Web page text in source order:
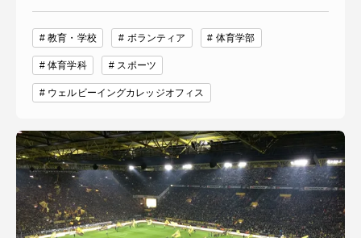
教育・学校 ボランティア 体育学部
体育学科 スポーツ
ウェルビーイングカレッジオフィス